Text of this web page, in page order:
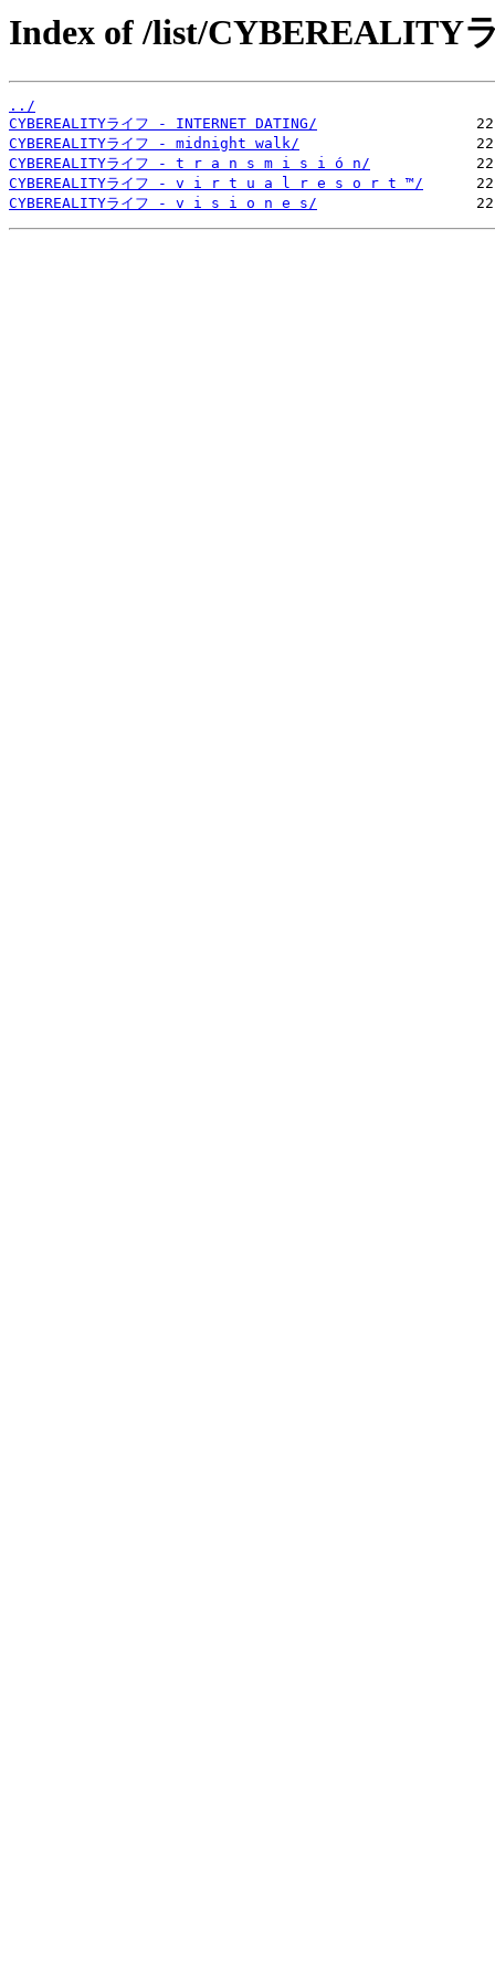
Index of /list/CYBEREALITY
../
CYBEREALITYライフ - INTERNET DATING/
CYBEREALITYライフ - midnight walk/
CYBEREALITYライフ - t r a n s m i s i ó n/
CYBEREALITYライフ - v i r t u a l r e s o r t ™/
CYBEREALITYライフ - v i s i o n e s/